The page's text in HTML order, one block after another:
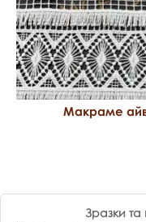
Макраме
Зразки та